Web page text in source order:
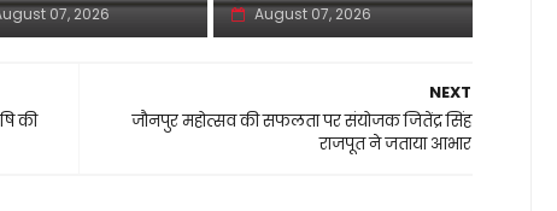
07, 2026 August 07, 2026
NEXT
जौनपुर महोत्सव की सफलता पर संयोजक जितेंद्र सिंह
राजपूत ने जताया आभार
की